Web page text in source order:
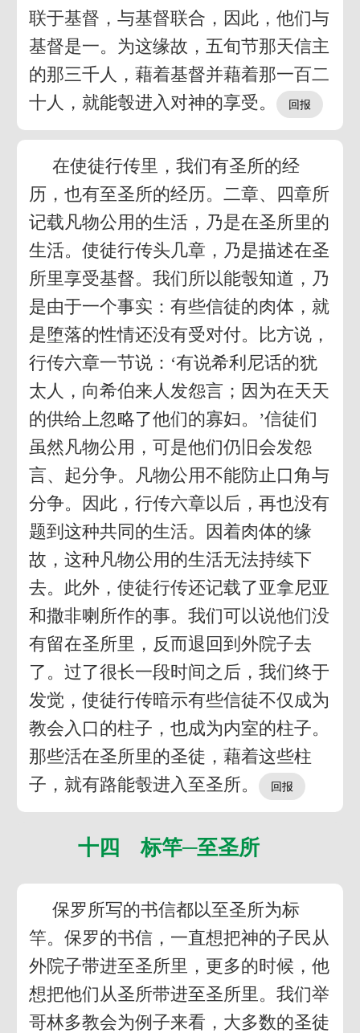
联于基督，与基督联合，因此，他们与
基督是一。为这缘故，五旬节那天信主
的那三千人，藉着基督并藉着那一百二
十人，就能彀进入对神的享受。
在使徒行传里，我们有圣所的经
历，也有至圣所的经历。二章、四章所
记载凡物公用的生活，乃是在圣所里的
生活。使徒行传头几章，乃是描述在圣
所里享受基督。我们所以能彀知道，乃
是由于一个事实：有些信徒的肉体，就
是堕落的性情还没有受对付。比方说，
行传六章一节说：‘有说希利尼话的犹
太人，向希伯来人发怨言；因为在天天
的供给上忽略了他们的寡妇。’信徒们
虽然凡物公用，可是他们仍旧会发怨
言、起分争。凡物公用不能防止口角与
分争。因此，行传六章以后，再也没有
题到这种共同的生活。因着肉体的缘
故，这种凡物公用的生活无法持续下
去。此外，使徒行传还记载了亚拿尼亚
和撒非喇所作的事。我们可以说他们没
有留在圣所里，反而退回到外院子去
了。过了很长一段时间之后，我们终于
发觉，使徒行传暗示有些信徒不仅成为
教会入口的柱子，也成为内室的柱子。
那些活在圣所里的圣徒，藉着这些柱
子，就有路能彀进入至圣所。
十四 标竿─至圣所
保罗所写的书信都以至圣所为标
竿。保罗的书信，一直想把神的子民从
外院子带进至圣所里，更多的时候，他
想把他们从圣所带进至圣所里。我们举
哥林多教会为例子来看，大多数的圣徒